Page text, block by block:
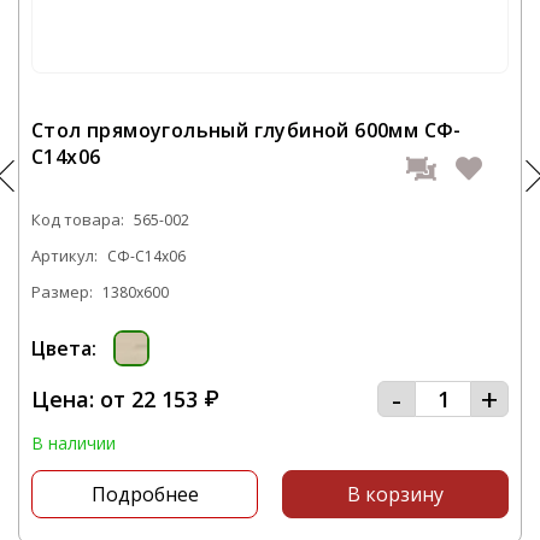
С нашей компании вы получите
сроки.
Звоните нам по телефону
или посетите наш офис, который
располагается по адресу: г. Москва,
Походный проезд, д. 4, корп. 1, офис 602, 6-й
этаж
Стол прямоугольный глубиной 600мм СФ-
С14х06
Код товара: 565-002
Артикул: СФ-С14х06
Размер: 1380x600
Цвета:
Цена: от 22 153 ₽ - +
В наличии
Подробнее В корзину